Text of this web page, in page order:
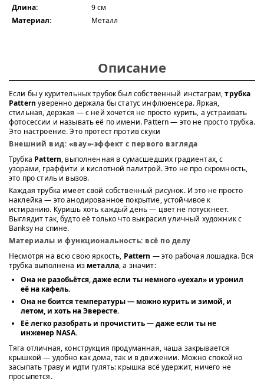
Длина:
9 см
Материал:
Металл
Описание
Если бы у курительных трубок был собственный инстаграм,трубка
Pattern уверенно держала бы статус инфлюенсера. Яркая,
стильная, дерзкая — с ней хочется не просто курить, а устраивать
фотосессии и называть её по имени. Pattern — это не просто трубка.
Это настроение. Это протест против скуки
Внешний вид: «вау»-эффект с первого взгляда
Трубка Pattern, выполненная в сумасшедших градиентах, с
узорами, граффити и кислотной палитрой. Это не про скромность,
это про стиль и вызов.
Каждая трубка имеет свой собственный рисунок. И это не просто
наклейка — это анодированное покрытие, устойчивое к
истиранию. Куришь хоть каждый день — цвет не потускнеет.
Выглядит так, будто её только что выкрасил уличный художник с
Banksy на спине.
Материалы и функциональность: всё по делу
Несмотря на всю свою яркость, Pattern — это рабочая лошадка. Вся
трубка выполнена из металла, а значит:
Она не разобьётся, даже если ты немного «уехал» и уронил
её на кафель.
Она не боится температуры — можно курить и зимой, и
летом, и хоть на Эвересте.
Её легко разобрать и прочистить — даже если ты не
инженер NASA.
Тяга отличная, конструкция продуманная, чаша закрывается
крышкой — удобно как дома, так и в движении. Можно спокойно
засыпать траву и идти гулять: крышка всё удержит, ничего не
просыпется.